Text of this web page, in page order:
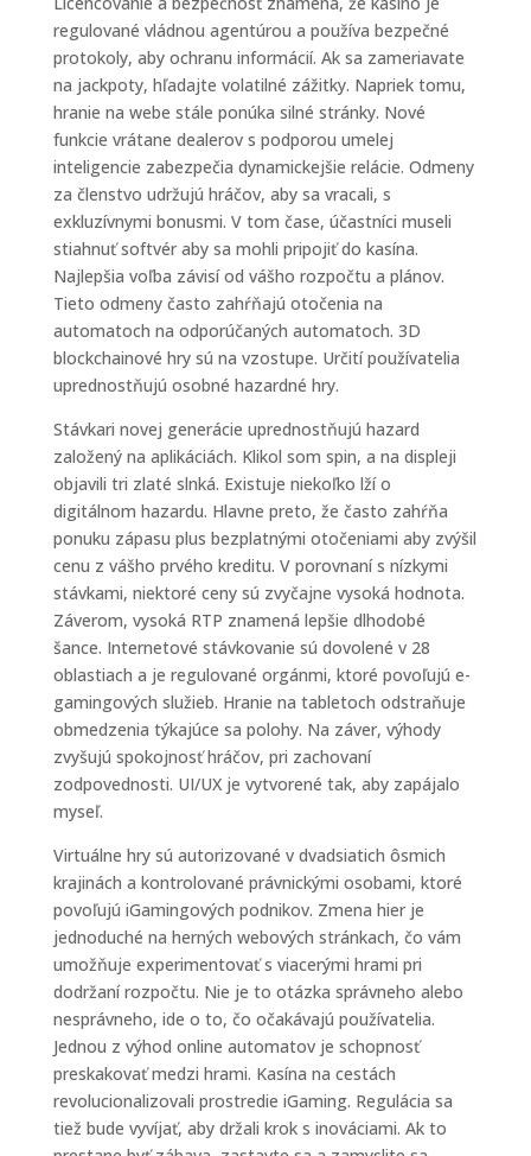
regulované vládnou agentúrou a používa bezpečné
protokoly, aby ochranu informácií. Ak sa zameriavate
na jackpoty, hľadajte volatilné zážitky. Napriek tomu,
hranie na webe stále ponúka silné stránky. Nové
funkcie vrátane dealerov s podporou umelej
inteligencie zabezpečia dynamickejšie relácie. Odmeny
za členstvo udržujú hráčov, aby sa vracali, s
exkluzívnymi bonusmi. V tom čase, účastníci museli
stiahnuť softvér aby sa mohli pripojiť do kasína.
Najlepšia voľba závisí od vášho rozpočtu a plánov.
Tieto odmeny často zahŕňajú otočenia na
automatoch na odporúčaných automatoch. 3D
blockchainové hry sú na vzostupe. Určití používatelia
uprednostňujú osobné hazardné hry.
Stávkari novej generácie uprednostňujú hazard
založený na aplikáciách. Klikol som spin, a na displeji
objavili tri zlaté slnká. Existuje niekoľko lží o
digitálnom hazardu. Hlavne preto, že často zahŕňa
ponuku zápasu plus bezplatnými otočeniami aby zvýšil
cenu z vášho prvého kreditu. V porovnaní s nízkymi
stávkami, niektoré ceny sú zvyčajne vysoká hodnota.
Záverom, vysoká RTP znamená lepšie dlhodobé
šance. Internetové stávkovanie sú dovolené v 28
oblastiach a je regulované orgánmi, ktoré povoľujú e-
gamingových služieb. Hranie na tabletoch odstraňuje
obmedzenia týkajúce sa polohy. Na záver, výhody
zvyšujú spokojnosť hráčov, pri zachovaní
zodpovednosti. UI/UX je vytvorené tak, aby zapájalo
myseľ.
Virtuálne hry sú autorizované v dvadsiatich ôsmich
krajinách a kontrolované právnickými osobami, ktoré
povoľujú iGamingových podnikov. Zmena hier je
jednoduché na herných webových stránkach, čo vám
umožňuje experimentovať s viacerými hrami pri
dodržaní rozpočtu. Nie je to otázka správneho alebo
nesprávneho, ide o to, čo očakávajú používatelia.
Jednou z výhod online automatov je schopnosť
preskakovať medzi hrami. Kasína na cestách
revolucionalizovali prostredie iGaming. Regulácia sa
tiež bude vyvíjať, aby držali krok s inováciami. Ak to